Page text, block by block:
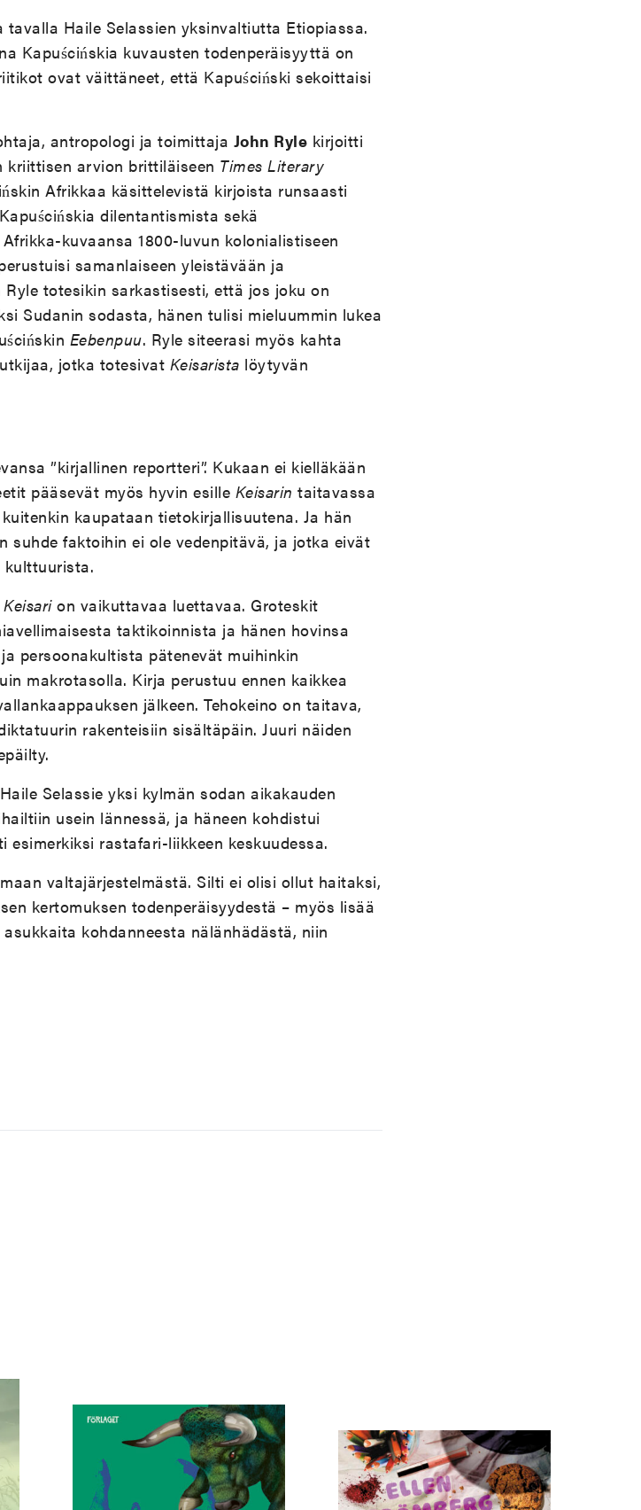
Haile Selassien yksinvaltiutta Etiopiassa.
Kapuścińskia kuvausten todenperäisyyttä on
ovat väittäneet, että Kapuściński sekoittaisi
antropologi ja toimittaja John Ryle kirjoitti
kriittisen arvion brittiläiseen Times Literary
Afrikkaa käsittelevistä kirjoista runsaasti
dilentantismista sekä
kuvaansa 1800-luvun kolonialistiseen
samanlaiseen yleistävään ja
totesikin sarkastisesti, että jos joku on
Sudanin sodasta, hänen tulisi mieluummin lukea
Eebenpuu. Ryle siteerasi myös kahta
jotka totesivat Keisarista löytyvän
”kirjallinen reportteri”. Kukaan ei kielläkään
pääsevät myös hyvin esille Keisarin taitavassa
kaupataan tietokirjallisuutena. Ja hän
faktoihin ei ole vedenpitävä, ja jotka eivät
Keisarion vaikuttavaa luettavaa. Groteskit
taktikoinnista ja hänen hovinsa
persoonakultista pätenevät muihinkin
makrotasolla. Kirja perustuu ennen kaikkea
jälkeen. Tehokeino on taitava,
rakenteisiin sisältäpäin. Juuri näiden
Selassie yksi kylmän sodan aikakauden
usein lännessä, ja häneen kohdistui
rastafari-liikkeen keskuudessa.
valtajärjestelmästä. Silti ei olisi ollut haitaksi,
kertomuksen todenperäisyydestä – myös lisää
kohdanneesta nälänhädästä, niin